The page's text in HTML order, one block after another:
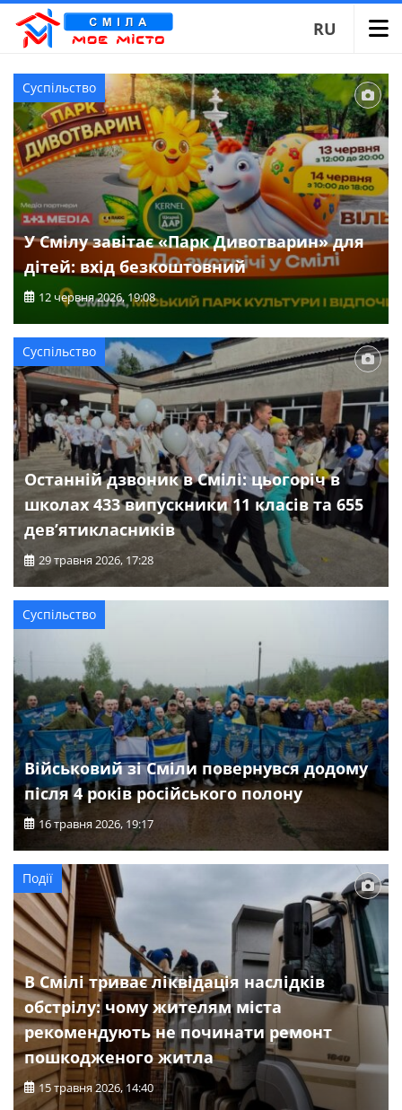
RU
Суспільство
У Смілу завітає «Парк Дивотварин» для
дітей: вхід безкоштовний
12 червня 2026, 19:08
Суспільство
Останній дзвоник в Смілі: цьогоріч в
школах 433 випускники 11 класів та 655
дев’ятикласників
29 травня 2026, 17:28
Суспільство
Військовий зі Сміли повернувся додому
після 4 років російського полону
16 травня 2026, 19:17
Події
В Смілі триває ліквідація наслідків
обстрілу: чому жителям міста
рекомендують не починати ремонт
пошкодженого житла
15 травня 2026, 14:40